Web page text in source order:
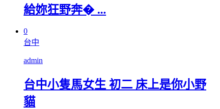
給妳狂野奔� ...
0
台中
admin
台中小隻馬女生 初二 床上是你小野
貓